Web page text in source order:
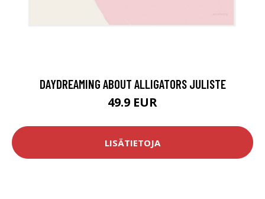
DAYDREAMING ABOUT ALLIGATORS JULISTE
49.9 EUR
LISÄTIETOJA